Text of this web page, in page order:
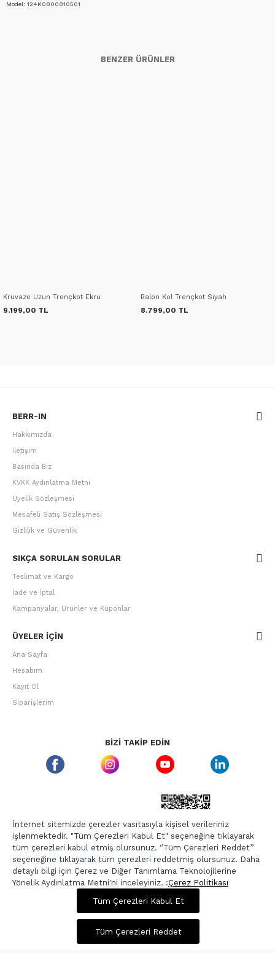
Model: 124K0800810501
1.497,00 TL 5.989,00 TL
Sepette %20 İndirim
BENZER ÜRÜNLER
Kruvaze Uzun Trençkot Ekru
9.199,00 TL
Balon Kol Trençkot Siyah
8.799,00 TL
BERR-IN
Hakkımızda
İletişim
Basında Biz
KVKK Aydınlatma Metni
Üyelik Sözleşmesi
Mesafeli Satış Sözleşmesi
Gizlilik ve Güvenlik
SIKÇA SORULAN SORULAR
Teslimat ve Kargo
İade ve İptal
Kampanyalar, Ürünler ve Kuponlar
ÜYELER IÇIN
Ana Sayfa
Hesabım
Kayıt Ol
Siparişlerim
BIZI TAKIP EDIN
ETBIS GÜVEN DAMGASI
Copyright © 2026, Berr-In.com, Tüm Hakları Saklıdır.
Tüm Çerezleri Kabul Et
İnternet sitemizde çerezler vasıtasıyla kişisel verileriniz
işlenmektedir. "Tüm Çerezleri Kabul Et" seçeneğine tıklayarak
tüm çerezleri kabul etmiş olursunuz. ‘’Tüm Çerezleri Reddet’’
seçeneğine tıklayarak tüm çerezleri reddetmiş olursunuz. Daha
detaylı bilgi için Çerez ve Diğer Tanımlama Teknolojilerine
Yönelik Aydınlatma Metni'ni inceleyiniz. :Çerez Politikası
Tüm Çerezleri Reddet